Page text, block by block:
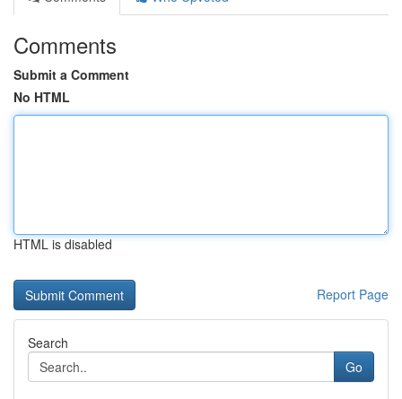
Comments
Submit a Comment
No HTML
HTML is disabled
Report Page
Search
Go